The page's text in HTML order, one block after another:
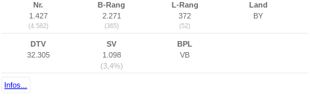
Nr.
1.427
(4.582)
B-Rang
2.271
(365)
L-Rang
372
(52)
Land
BY
DTV
32.305
SV
1.098
(3,4%)
BPL
VB
Infos...